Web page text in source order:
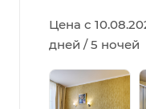
Цена с
дней / 5 ночей